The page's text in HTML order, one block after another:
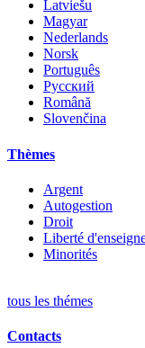
Latviešu
Magyar
Nederlands
Norsk
Português
Русский
Română
Slovenčina
Thèmes
Argent
Autogestion
Droit
Liberté
Minorités
tous les thémes
Contacts